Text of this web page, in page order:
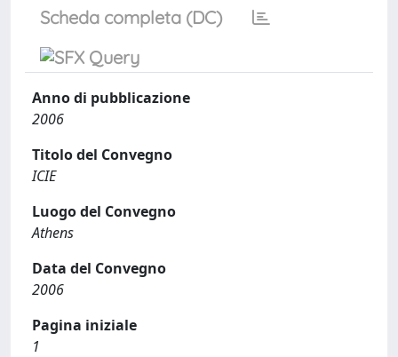
Scheda completa (DC)
Anno di pubblicazione
2006
Titolo del Convegno
ICIE
Luogo del Convegno
Athens
Data del Convegno
2006
Pagina iniziale
1